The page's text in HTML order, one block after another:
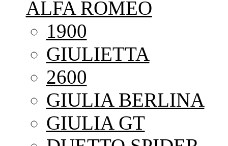
ALFA ROMEO
1900
GIULIETTA
2600
GIULIA BERLINA
GIULIA GT